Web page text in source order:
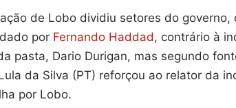
de Lobo dividiu setores do
por Fernando Haddad, contrário à
pasta, Dario Durigan, mas segundo
da Silva (PT) reforçou ao relator da
por Lobo.